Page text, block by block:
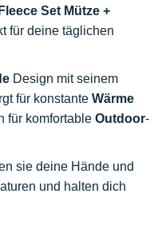
Set Mütze +
für deine täglichen
Design mit seinem
für konstante Wärme
für komfortable Outdoor-
sie deine Hände und
und halten dich